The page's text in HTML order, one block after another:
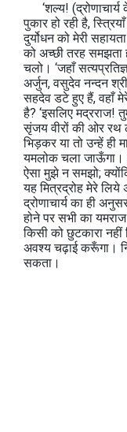
‘शल्य! (द्रोणाचार्य
पुकार हो रही है,
दुर्योधन को मेरी
को अच्छी तरह
चलो। ‘जहाँ
अर्जुन, वसुदेव नन्दन
सहदेव डटे हुए हैं, वहाँ
है? ‘इसलिए मद्रराज!
सृंजय वीरों की ओर
भिड़कर या तो उन्हें ही
यमलोक चला जाऊँगा।
ऐसा मुझे न समझो;
यह मित्रद्रोह मेरे
द्रोणाचार्य का ही
होने पर सभी का
किसी को छुटकारा नहीं
अवश्य चढ़ाई करूँगा।
सकता।